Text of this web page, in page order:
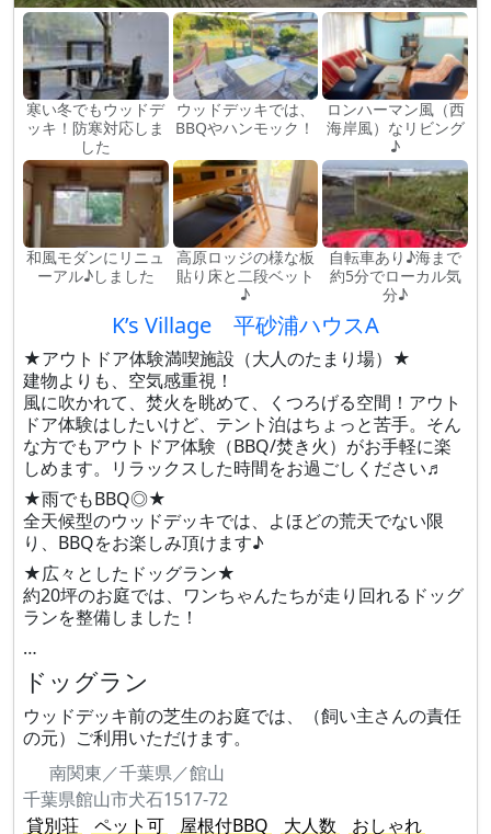
寒い冬でもウッドデ
ッキ！防寒対応しま
した
ウッドデッキでは、
BBQやハンモック！
ロンハーマン風（西
海岸風）なリビング
♪
和風モダンにリニュ
ーアル♪しました
高原ロッジの様な板
貼り床と二段ベット
♪
自転車あり♪海まで
約5分でローカル気
分♪
K’s Village 平砂浦ハウスA
★アウトドア体験満喫施設（大人のたまり場）★
建物よりも、空気感重視！
風に吹かれて、焚火を眺めて、くつろげる空間！アウト
ドア体験はしたいけど、テント泊はちょっと苦手。そん
な方でもアウトドア体験（BBQ/焚き火）がお手軽に楽
しめます。リラックスした時間をお過ごしください♬
★雨でもBBQ◎★
全天候型のウッドデッキでは、よほどの荒天でない限
り、BBQをお楽しみ頂けます♪
★広々としたドッグラン★
約20坪のお庭では、ワンちゃんたちが走り回れるドッグ
ランを整備しました！
…
ドッグラン
ウッドデッキ前の芝生のお庭では、（飼い主さんの責任
の元）ご利用いただけます。
南関東／千葉県／館山
千葉県館山市犬石1517‐72
貸別荘
ペット可 屋根付BBQ 大人数 おしゃれ